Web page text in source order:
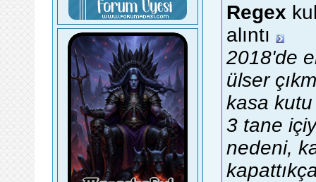
Regex
alıntı
2018'de
ülser
kasa
3 tane
nedeni,